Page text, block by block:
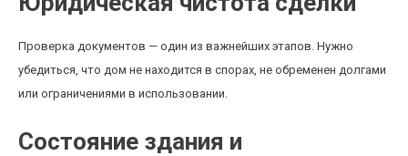
Проверка документов — один из важнейших этапов. Нужно
убедиться, что дом не находится в спорах, не обременен долгами
или ограничениями в использовании.
Состояние здания и